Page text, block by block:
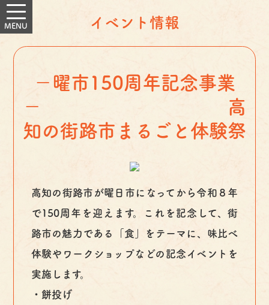
イベント情報
－曜市150周年記念事業
－ 高
知の街路市まるごと体験祭
高知の街路市が曜日市になってから令和８年
で150周年を迎えます。これを記念して、街
路市の魅力である「食」をテーマに、味比べ
体験やワークショップなどの記念イベントを
実施します。
・餅投げ